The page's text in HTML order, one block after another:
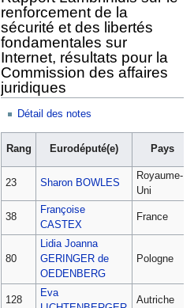
renforcement de la
sécurité et des libertés
fondamentales sur
Internet, résultats pour la
Commission des affaires
juridiques
Détail des notes
Rang Eurodéputé(e) Pays
23 Sharon BOWLES
Royaume-
Uni
38
Françoise
CASTEX
France
80
Lidia Joanna
GERINGER de
OEDENBERG
Pologne
128
Eva
Autriche